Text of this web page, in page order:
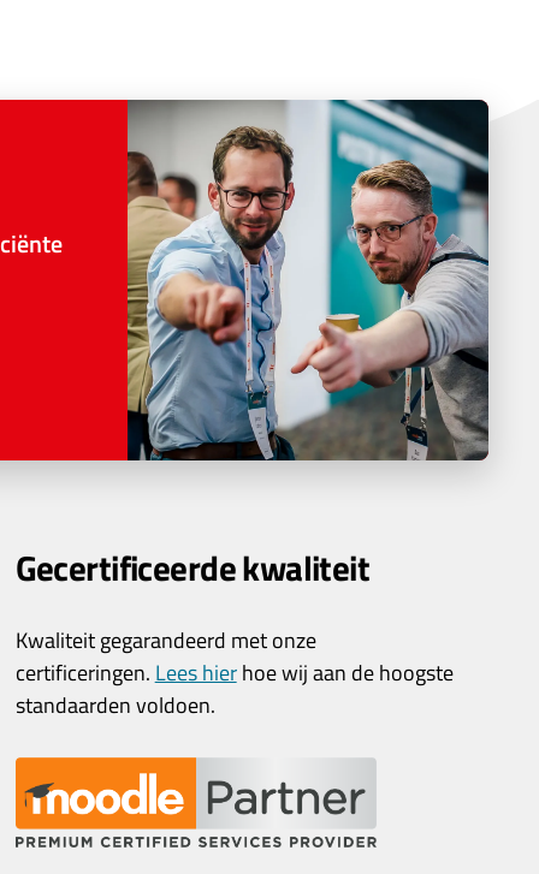
Gecertificeerde kwaliteit
Kwaliteit gegarandeerd met onze
certificeringen. Lees hierhoe wij aan de hoogste
standaarden voldoen.